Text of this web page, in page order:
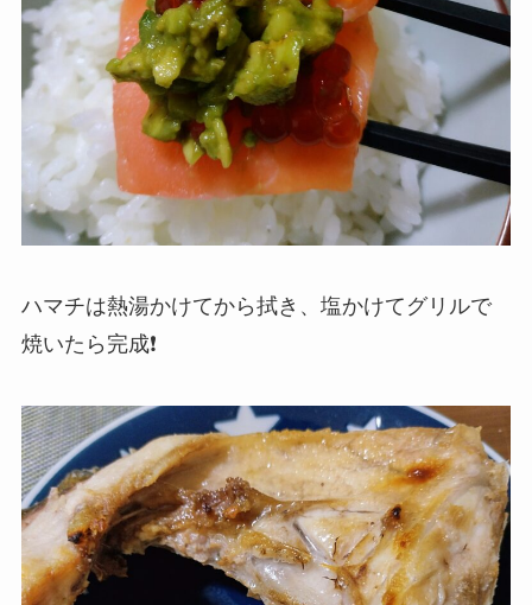
ハマチは熱湯かけてから拭き、塩かけてグリルで
焼いたら完成❗